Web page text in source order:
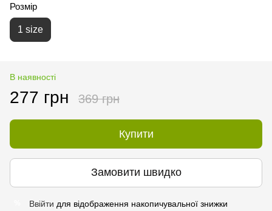
Розмір
1 size
В наявності
277 грн 369 грн
Купити
Замовити швидко
Ввійти для відображення накопичувальної знижки